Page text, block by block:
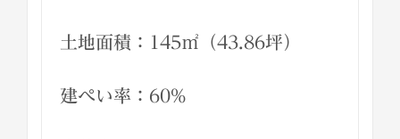
土地面積：145㎡（43.86坪）
建ぺい率：60%